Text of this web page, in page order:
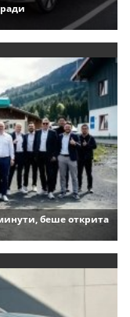
беше открита